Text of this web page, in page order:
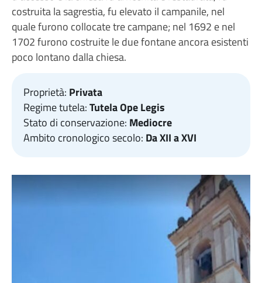
costruita la sagrestia, fu elevato il campanile, nel
quale furono collocate tre campane; nel 1692 e nel
1702 furono costruite le due fontane ancora esistenti
poco lontano dalla chiesa.
Proprietà: Privata
Regime tutela:Tutela Ope Legis
Stato di conservazione: Mediocre
Ambito cronologico secolo: Da XII a XVI